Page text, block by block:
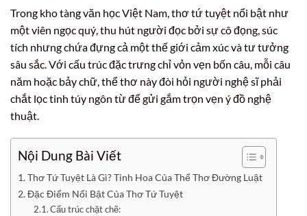
Trong kho tàng văn học Việt Nam, thơ tứ tuyệt nổi bật như
một viên ngọc quý, thu hút người đọc bởi sự cô đọng, súc
tích nhưng chứa đựng cả một thế giới cảm xúc và tư tưởng
sâu sắc. Với cấu trúc đặc trưng chỉ vỏn vẹn bốn câu, mỗi câu
năm hoặc bảy chữ, thể thơ này đòi hỏi người nghệ sĩ phải
chắt lọc tinh túy ngôn từ để gửi gắm trọn vẹn ý đồ nghệ
thuật.
Nội Dung Bài Viết
Thơ Tứ Tuyệt Là Gì? Tinh Hoa Của Thể Thơ Đường Luật
Đặc Điểm Nổi Bật Của Thơ Tứ Tuyệt
Cấu trúc chặt chẽ: